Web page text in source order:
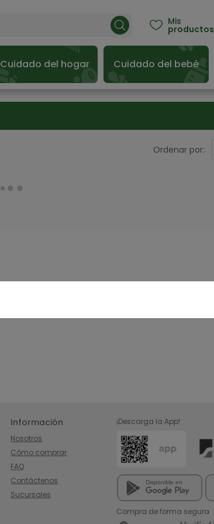
 Mis
productos
Cuidado del hogar Cuidado del bebé
Ordenar por:
Información
Nosotros
Cómo comprar
FAQ
Contáctenos
Sucursales
¡Descarga la App!
Compra de forma segura